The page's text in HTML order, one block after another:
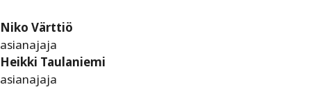
Niko Värttiö
asianajaja
Heikki Taulaniemi
asianajaja